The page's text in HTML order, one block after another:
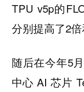
TPU v5p的
分别提高了2倍
随后在今年5
中心 AI 芯片